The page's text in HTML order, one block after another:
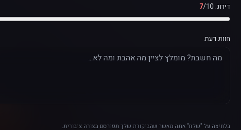
דירוג: 7/10
חוות דעת
בלחיצה על "שלח" אתה מאשר שהביקורת שלך תפורסם בצורה ציבורית.